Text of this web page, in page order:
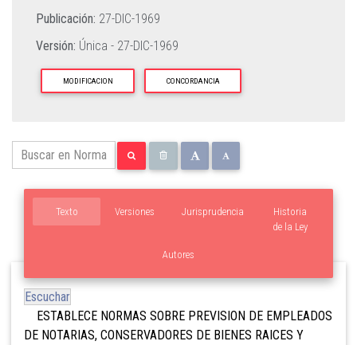
Publicación: 27-DIC-1969
Versión: Única - 27-DIC-1969
MODIFICACION CONCORDANCIA
Texto Versiones Jurisprudencia
Autores
Historia
de la Ley
Escuchar
ESTABLECE NORMAS SOBRE PREVISION DE EMPLEADOS
DE NOTARIAS, CONSERVADORES DE BIENES RAICES Y